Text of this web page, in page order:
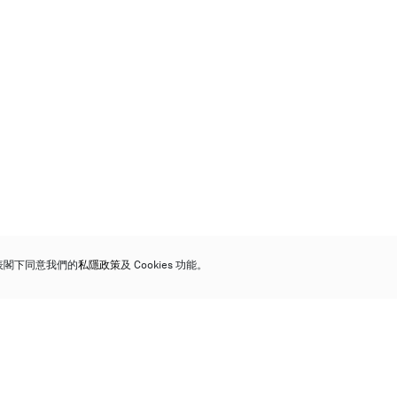
下同意我們的私隱政策及 Cookies 功能。